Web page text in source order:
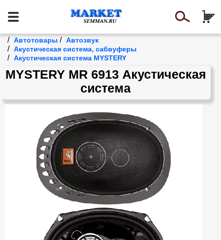
/ Автотовары / Автозвук
/ Акустическая система, сабвуферы
/ Акустическая система MYSTERY
MYSTERY MR 6913 Акустическая
система